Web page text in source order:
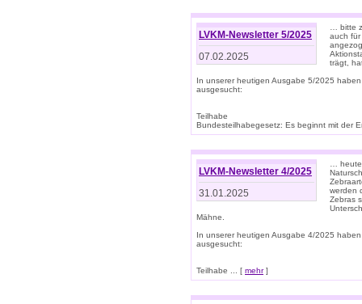
LVKM-Newsletter 5/2025
07.02.2025
… bitte
auch für
trägt,
In unserer heutigen Ausgabe 5/2025
ausgesucht:
Teilhabe
Bundesteilhabegesetz: Es beginnt mit der
LVKM-Newsletter 4/2025
31.01.2025
…
werden
Zebras
Mähne.
In unserer heutigen Ausgabe 4/2025
ausgesucht:
Teilhabe ... [ mehr]